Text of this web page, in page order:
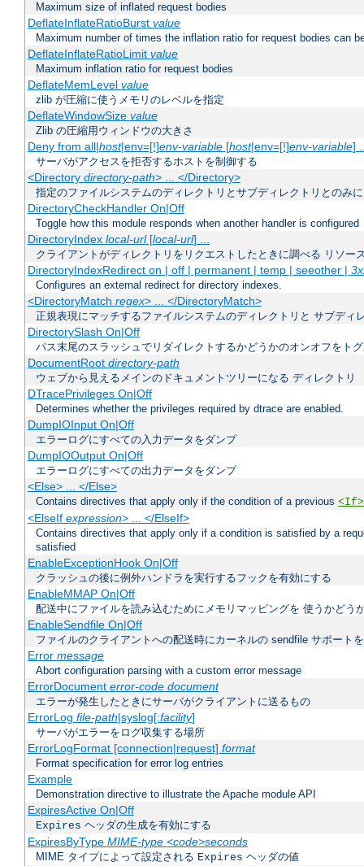
Maximum size of inflated request bodies
DeflateInflateRatioBurst value
Maximum number of times the inflation ratio for request bodies can
DeflateInflateRatioLimit value
Maximum inflation ratio for request bodies
DeflateMemLevel value
zlib が圧縮に使うメモリのレベルを指定
DeflateWindowSize value
Zlib の圧縮用ウィンドウの大きさ
Deny from all|host|env=[!]env-variable[host|env=[!]env-variable]
サーバがアクセスを拒否するホストを制御する
<Directory directory-path> ... </Directory>
指定のファイルシステムのディレクトリとサブディレクトリとのみ
DirectoryCheckHandler On|Off
Toggle how this module responds when another handler is configured
DirectoryIndex local-url[local-url] ...
クライアントがディレクトリをリクエストしたときに調べる リソー
DirectoryIndexRedirect on | off | permanent | temp | seeother |
Configures an external redirect for directory indexes.
<DirectoryMatch regex> ... </DirectoryMatch>
正規表現にマッチするファイルシステムのディレクトリと サブディ
DirectorySlash On|Off
パス末尾のスラッシュでリダイレクトするかどうかのオンオフをト
DocumentRoot directory-path
ウェブから見えるメインのドキュメントツリーになる ディレクトリ
DTracePrivileges On|Off
Determines whether the privileges required by dtrace are enabled.
DumpIOInput On|Off
エラーログにすべての入力データをダンプ
DumpIOOutput On|Off
エラーログにすべての出力データをダンプ
<Else> ... </Else>
Contains directives that apply only if the condition of a previous <If>
<ElseIf expression> ... </ElseIf>
Contains directives that apply only if a condition is satisfied by a
satisfied
EnableExceptionHook On|Off
クラッシュの後に例外ハンドラを実行するフックを有効にする
EnableMMAP On|Off
配送中にファイルを読み込むためにメモリマッピングを 使うかどう
EnableSendfile On|Off
ファイルのクライアントへの配送時にカーネルの sendfile サポート
Error message
Abort configuration parsing with a custom error message
ErrorDocument error-code document
エラーが発生したときにサーバがクライアントに送るもの
ErrorLog file-path|syslog[:facility]
サーバがエラーをログ収集する場所
ErrorLogFormat [connection|request] format
Format specification for error log entries
Example
Demonstration directive to illustrate the Apache module API
ExpiresActive On|Off
Expires ヘッダの生成を有効にする
ExpiresByType MIME-type <code>seconds
MIME タイプによって設定される Expires ヘッダの値